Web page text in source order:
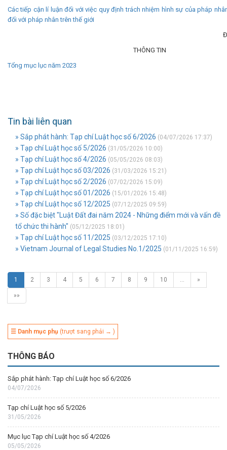
Các tiếp cận lí luận đối với việc quy định trách nhiệm hình sự của pháp
đối với pháp nhân trên thế giới
THÔNG TIN
Tổng mục lục năm 2023
Tin bài liên quan
» Sắp phát hành: Tạp chí Luật học số 6/2026 (04/07/2026 17:37)
» Tạp chí Luật học số 5/2026 (31/05/2026 10:00)
» Tạp chí Luật học số 4/2026 (05/05/2026 08:03)
» Tạp chí Luật học số 03/2026 (31/03/2026 15:21)
» Tạp chí Luật học số 2/2026 (07/02/2026 15:09)
» Tạp chí Luật học số 01/2026 (15/01/2026 15:48)
» Tạp chí Luật học số 12/2025 (07/12/2025 09:59)
» Số đặc biệt "Luật Đất đai năm 2024 - Những điểm mới và vấn đề
tổ chức thi hành" (05/12/2025 18:01)
» Tạp chí Luật học số 11/2025 (03/12/2025 17:10)
» Vietnam Journal of Legal Studies No.1/2025 (01/11/2025 16:59)
1 2 3 4 5 6 7 8 9 10 … »
»»
☰ Danh mục phụ (trượt sang phải → )
THÔNG BÁO
Sắp phát hành: Tạp chí Luật học số 6/2026
04/07/2026
Tạp chí Luật học số 5/2026
31/05/2026
Mục lục Tạp chí Luật học số 4/2026
05/05/2026